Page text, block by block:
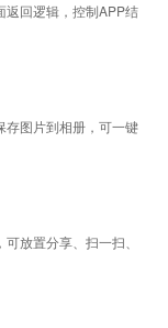
返回逻辑，控制APP结
存图片到相册，可一键
放置分享、扫一扫、